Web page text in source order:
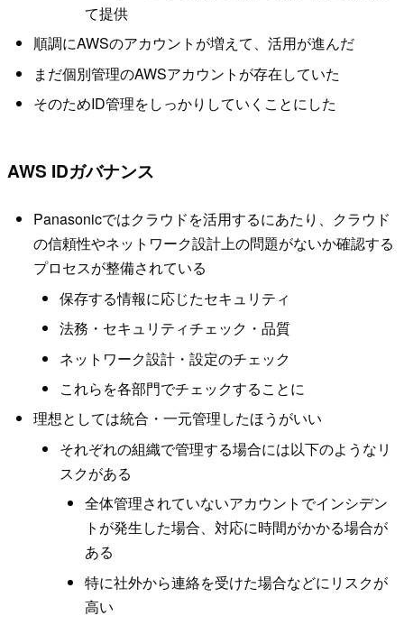
て提供
順調にAWSのアカウントが増えて、活用が進んだ
まだ個別管理のAWSアカウントが存在していた
そのためID管理をしっかりしていくことにした
AWS IDガバナンス
Panasonicではクラウドを活用するにあたり、クラウド
の信頼性やネットワーク設計上の問題がないか確認する
プロセスが整備されている
保存する情報に応じたセキュリティ
法務・セキュリティチェック・品質
ネットワーク設計・設定のチェック
これらを各部門でチェックすることに
理想としては統合・一元管理したほうがいい
それぞれの組織で管理する場合には以下のようなリ
スクがある
全体管理されていないアカウントでインシデン
トが発生した場合、対応に時間がかかる場合が
ある
特に社外から連絡を受けた場合などにリスクが
高い